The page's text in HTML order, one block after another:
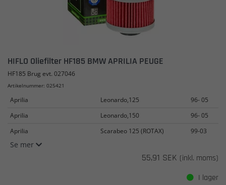
HIFLO Oliefilter HF185 BMW APRILIA PEUGE
HF185 Brug evt. 027046
Artikelnummer: 025421
Aprilia Leonardo,125
96- 05
Aprilia
Leonardo,150
96- 05
Aprilia
Scarabeo 125 (ROTAX) 99-03
Se mer
55,91 SEK (inkl. moms)
I lager